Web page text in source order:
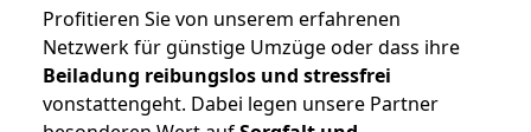
Profitieren Sie von unserem erfahrenen
Netzwerk für günstige Umzüge oder dass ihre
Beiladung reibungslos und stressfrei
vonstattengeht. Dabei legen unsere Partner